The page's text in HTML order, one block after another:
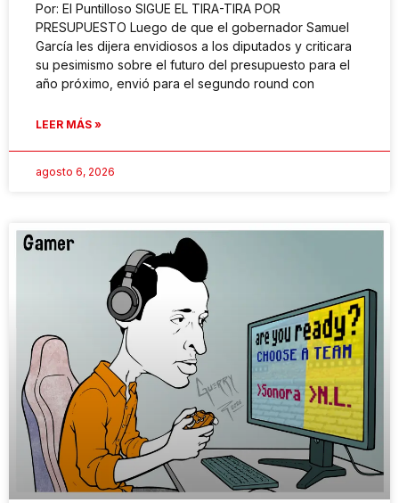
Por: El Puntilloso SIGUE EL TIRA-TIRA POR
PRESUPUESTO Luego de que el gobernador Samuel
García les dijera envidiosos a los diputados y criticara
su pesimismo sobre el futuro del presupuesto para el
año próximo, envió para el segundo round con
LEER MÁS »
agosto 6, 2026